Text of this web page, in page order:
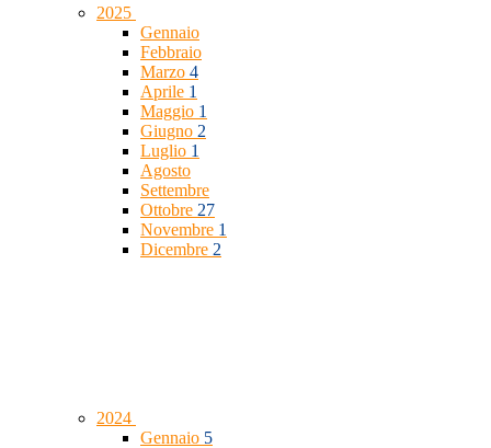
2025
Gennaio
Febbraio
Marzo 4
Aprile 1
Maggio 1
Giugno 2
Luglio 1
Agosto
Settembre
Ottobre 27
Novembre 1
Dicembre 2
2024
Gennaio 5